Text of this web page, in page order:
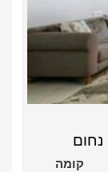
נחום
קומה